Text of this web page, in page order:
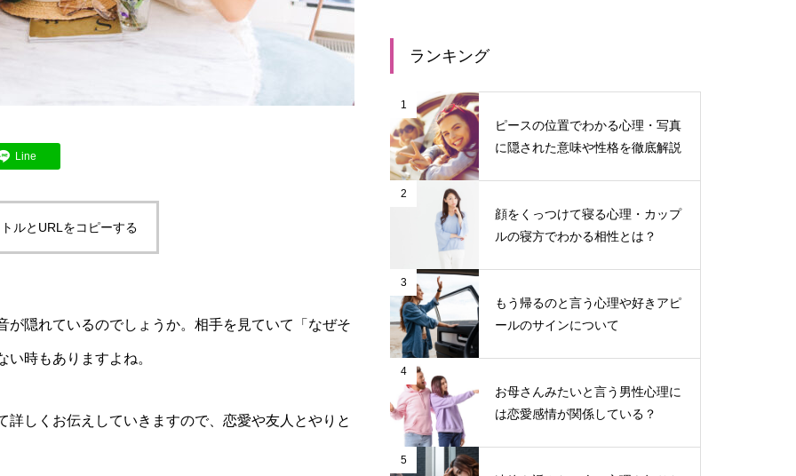
Line
ルとURLをコピーする
隠れているのでしょうか。相手を見ていて「なぜそ
時もありますよね。
しくお伝えしていきますので、恋愛や友人とやりと
ランキング
1
ピースの位置でわかる心理・写真
に隠された意味や性格を徹底解説
2
顔をくっつけて寝る心理・カップ
ルの寝方でわかる相性とは？
3
もう帰るのと言う心理や好きアピ
ールのサインについて
4
お母さんみたいと言う男性心理に
は恋愛感情が関係している？
5